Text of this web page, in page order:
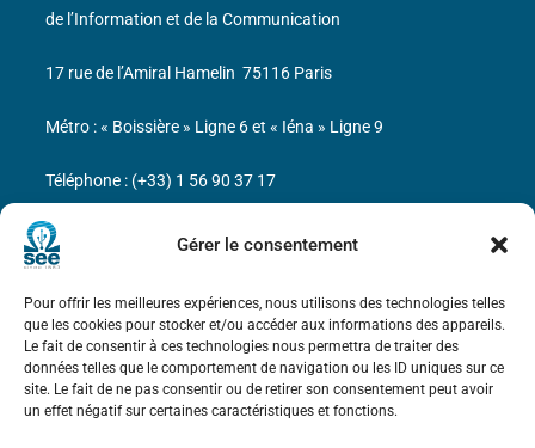
Gérer le consentement
Pour offrir les meilleures expériences, nous utilisons des technologies telles
que les cookies pour stocker et/ou accéder aux informations des appareils.
Le fait de consentir à ces technologies nous permettra de traiter des
données telles que le comportement de navigation ou les ID uniques sur ce
site. Le fait de ne pas consentir ou de retirer son consentement peut avoir
un effet négatif sur certaines caractéristiques et fonctions.
Bicentenaire des découvertes d’André-
Marie Ampère
Mentions légales
de l’Information et de la Communication
17 rue de l’Amiral Hamelin 75116 Paris
Métro : « Boissière » Ligne 6 et « Iéna » Ligne 9
Téléphone : (+33) 1 56 90 37 17
N° de SIREN : 785 393 232, Code APE : 9412Z TVA intra-
communautaire : FR44 785 393 232